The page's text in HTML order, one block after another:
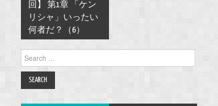
回】 第1章 「ケン
リシャ」いったい
何者だ？（6）
for: